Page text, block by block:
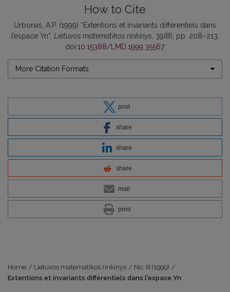
How to Cite
Urbonas, A.P. (1999) “Extentions et invariants différentiels dans
l’espace Yn”, Lietuvos matematikos rinkinys , 39(III), pp. 208–213.
doi:10.15388/LMD.1999.35567.
More Citation Formats
post
share
share
share
mail
print
Home / Lietuvos matematikos rinkinys / No. III (1999) /
Extentions et invariants différentiels dans l'espace Yn